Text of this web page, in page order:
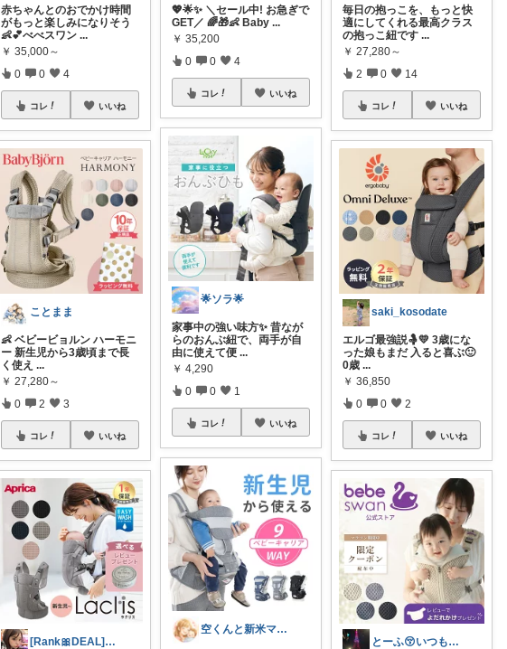
赤ちゃんとのおでかけ時間
がもっと楽しみになりそう
👶💕べべスワン ...
￥ 35,000～
0 0 4
コレ いいね
ことまま
👶 ベビービョルン ハーモニ
ー 新生児から3歳頃まで長
く使え ...
￥ 27,280～
0 2 3
コレ いいね
[Rank🎀DEAL]毎日コレ@ano
💖🌟✨ ＼セール中! お急ぎで
GET／ 🌈🎁👶 Baby ...
￥ 35,200
0 0 4
コレ いいね
🌟ソラ🌟
家事中の強い味方✨ 昔なが
らのおんぶ紐で、両手が自
由に使えて便 ...
￥ 4,290
0 0 1
コレ いいね
空くんと新米ママ🌸💪
毎日の抱っこを、もっと快
適にしてくれる最高クラス
の抱っこ紐です ...
￥ 27,280～
2 0 14
コレ いいね
saki_kosodate
エルゴ最強説🤱💛 3歳にな
った娘もまだ 入ると喜ぶ🙂
0歳 ...
￥ 36,850
0 0 2
コレ いいね
とーふ😚いつもご購入感謝です🙇